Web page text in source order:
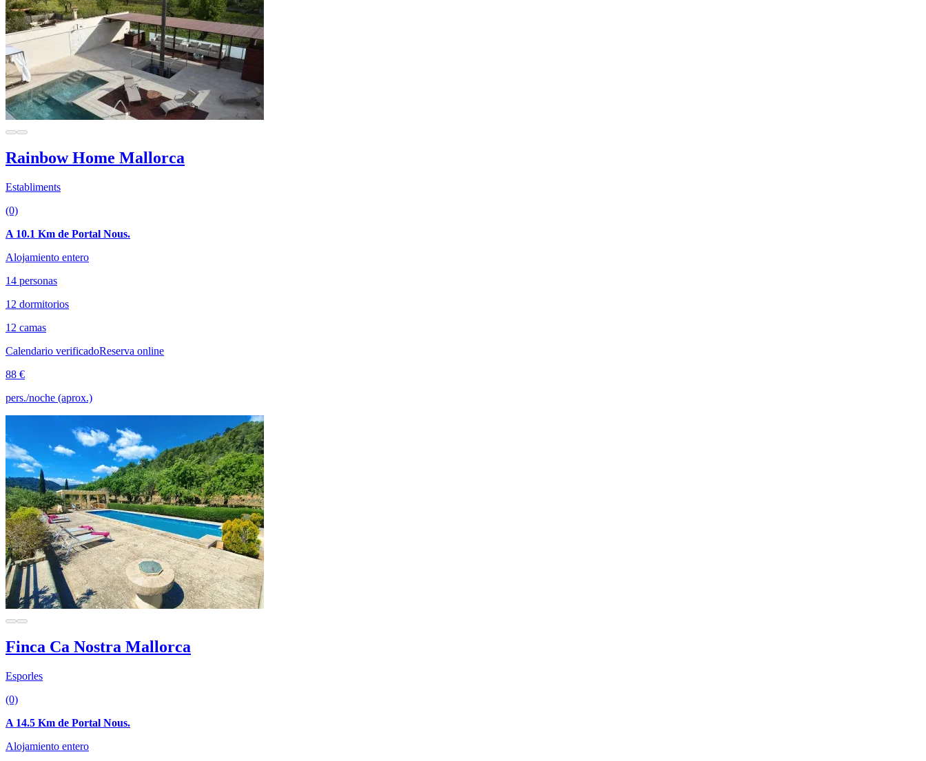
Rainbow Home Mallorca
Establiments
(0)
A 10.1 Km de Portal Nous.
Alojamiento entero
14 personas
12 dormitorios
12 camas
Calendario verificadoReserva online
88 €
pers./noche (aprox.)
Finca Ca Nostra Mallorca
Esporles
(0)
A 14.5 Km de Portal Nous.
Alojamiento entero